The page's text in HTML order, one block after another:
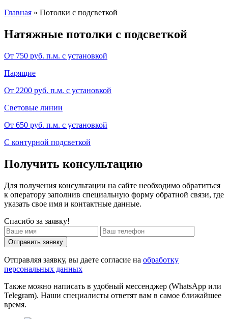
Главная » Потолки с подсветкой
Натяжные потолки с подсветкой
От 750 руб. п.м. с установкой
Парящие
От 2200 руб. п.м. с установкой
Световые линии
От 650 руб. п.м. с установкой
С контурной подсветкой
Получить консультацию
Для получения консультации на сайте необходимо обратиться
к оператору заполнив специальную форму обратной связи, где
указать свое имя и контактные данные.
Спасибо за заявку!
Отправить заявку
Отправляя заявку, вы даете согласие на обработку
персональных данных
Также можно написать в удобный мессенджер (WhatsApp или
Telegram). Наши специалисты ответят вам в самое ближайшее
время.